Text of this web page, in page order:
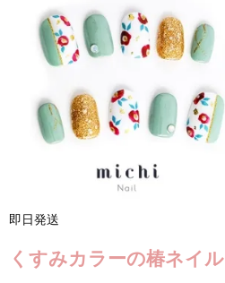
即日発送
くすみカラーの椿ネイル